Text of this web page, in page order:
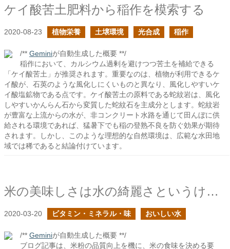
ケイ酸苦土肥料から稲作を模索する
2020-08-23 植物栄養 土壌環境 光合成 稲作
/** Geminiが自動生成した概要 **/
稲作において、カルシウム過剰を避けつつ苦土を補給できる
「ケイ酸苦土」が推奨されます。重要なのは、植物が利用できるケ
イ酸が、石英のような風化しにくいものと異なり、風化しやすいケ
イ酸塩鉱物である点です。ケイ酸苦土の原料である蛇紋岩は、風化
しやすいかんらん石から変質した蛇紋石を主成分とします。蛇紋岩
が豊富な上流からの水が、非コンクリート水路を通じて田んぼに供
給される環境であれば、猛暑下でも稲の登熟不良を防ぐ効果が期待
されます。しかし、このような理想的な自然環境は、広範な水田地
域では稀であると結論付けています。
米の美味しさは水の綺麗さというけれど
2020-03-20 ビタミン・ミネラル・味 おいしい水
/** Geminiが自動生成した概要 **/
ブログ記事は、米粉の品質向上を機に、米の食味を決める要